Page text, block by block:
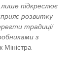
підкреслює
розвитку
традиції
з
Міністра